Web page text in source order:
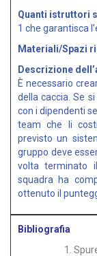
Quanti istruttori
1 che garantisca
Materiali/Spazi
Descrizione
È necessario
della caccia. Se
con i dipendenti
team che li
previsto un
gruppo deve
volta terminato
squadra ha
ottenuto il
Bibliografia